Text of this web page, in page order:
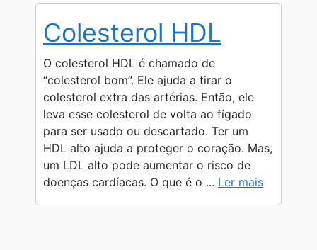
Colesterol HDL
O colesterol HDL é chamado de
“colesterol bom”. Ele ajuda a tirar o
colesterol extra das artérias. Então, ele
leva esse colesterol de volta ao fígado
para ser usado ou descartado. Ter um
HDL alto ajuda a proteger o coração. Mas,
um LDL alto pode aumentar o risco de
doenças cardíacas. O que é o ... Ler mais